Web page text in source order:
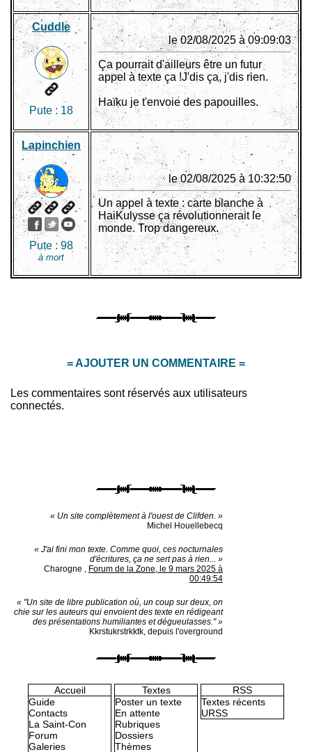
Cuddle
Pute : 18
le 02/08/2025 à 09:09:03
Ça pourrait d'ailleurs être un futur
appel à texte ça !J'dis ça, j'dis rien.
Haïku je t'envoie des papouilles.
Lapinchien
Pute : 98
à mort
le 02/08/2025 à 10:32:50
Un appel à texte : carte blanche à
HaiKulysse ça révolutionnerait le
monde. Trop dangereux.
= AJOUTER UN COMMENTAIRE =
Les commentaires sont réservés aux utilisateurs
connectés.
« Un site complètement à l'ouest de Clifden. »
Michel Houellebecq
« J'ai fini mon texte. Comme quoi, ces nocturnales
d'écritures, ça ne sert pas à rien... »
Charogne , Forum de la Zone, le 9 mars 2025 à
00:49:54
« "Un site de libre publication où, un coup sur deux, on
chie sur les auteurs qui envoient des texte en rédigeant
des présentations humiliantes et dégueulasses." »
Kkrstukrstrkktk, depuis l'overground
Accueil
Guide
Contacts
La Saint-Con
Forum
Galeries
Textes
Poster un texte
En attente
Rubriques
Dossiers
Thèmes
RSS
Textes récents
URSS